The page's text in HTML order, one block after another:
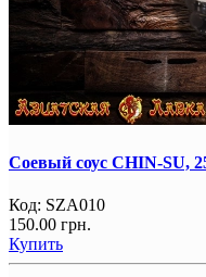
Соевый соус CHIN-SU,
Код: SZA010
150.00 грн.
Купить